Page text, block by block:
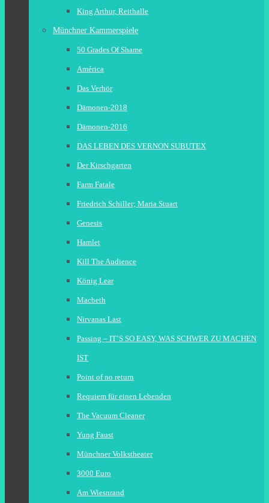
King Arthur, Reithalle
Münchner Kammerspiele
50 Grades Of Shame
América
Das Verhör
Dämonen-2018
Dämonen-2016
DAS LEBEN DES VERNON SUBUTEX
Der Kirschgarten
Farm Fatale
Friedrich Schiller; Maria Stuart
Genesis
Hamlet
Kill The Audience
König Lear
Macbeth
Nirvanas Last
Passing – IT’S SO EASY, WAS SCHWER ZU MACHEN
IST
Point of no return
Requiem für einen Lebenden
The Vacuum Cleaner
Yung Faust
Münchner Volkstheater
3000 Euro
Am Wiesnrand